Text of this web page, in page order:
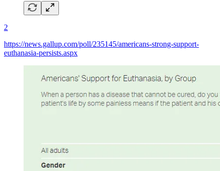
2
https://news.gallup.com/poll/235145/americans-strong-support-
euthanasia-persists.aspx